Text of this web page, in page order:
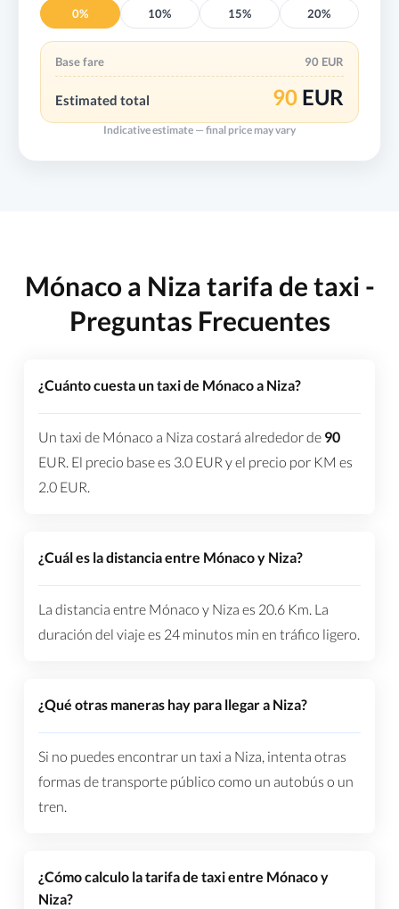
0% 10% 15% 20%
Base fare 90 EUR
Estimated total 90 EUR
Indicative estimate — final price may vary
Mónaco a Niza tarifa de taxi -
Preguntas Frecuentes
¿Cuánto cuesta un taxi de Mónaco a Niza?
Un taxi de Mónaco a Niza costará alrededor de 90
EUR. El precio base es 3.0 EUR y el precio por KM es
2.0 EUR.
¿Cuál es la distancia entre Mónaco y Niza?
La distancia entre Mónaco y Niza es 20.6 Km. La
duración del viaje es 24 minutos min en tráfico ligero.
¿Qué otras maneras hay para llegar a Niza?
Si no puedes encontrar un taxi a Niza, intenta otras
formas de transporte público como un autobús o un
tren.
¿Cómo calculo la tarifa de taxi entre Mónaco y
Niza?